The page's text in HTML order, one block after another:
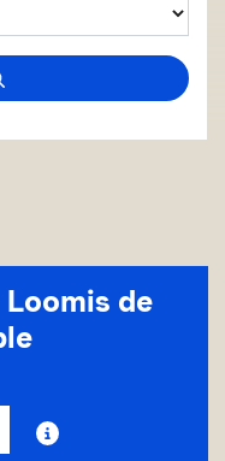
de
le fonds